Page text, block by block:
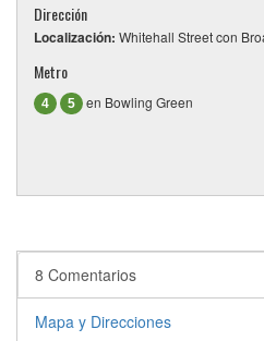
Dirección
Localización: Whitehall Street con
Metro
4 5 en Bowling Green
8 Comentarios
Mapa y Direcciones